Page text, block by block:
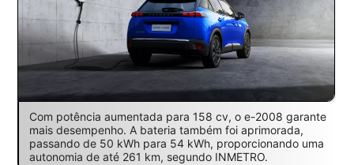
Com potência aumentada para 158 cv, o e-2008 garante
mais desempenho. A bateria também foi aprimorada,
passando de 50 kWh para 54 kWh, proporcionando uma
autonomia de até 261 km, segundo INMETRO.